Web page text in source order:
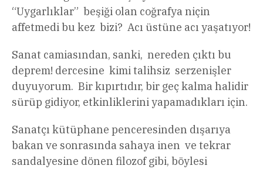
“Uygarlıklar” beşiği olan coğrafya niçin
affetmedi bu kez bizi? Acı üstüne acı yaşatıyor!
Sanat camiasından, sanki, nereden çıktı bu
deprem! dercesine kimi talihsiz serzenişler
duyuyorum. Bir kıpırtıdır, bir geç kalma halidir
sürüp gidiyor, etkinliklerini yapamadıkları için.
Sanatçı kütüphane penceresinden dışarıya
bakan ve sonrasında sahaya inen ve tekrar
sandalyesine dönen filozof gibi, böylesi